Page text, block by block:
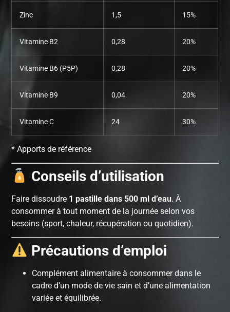
Zinc 1,5 15%
Vitamine B2 0,28 20%
Vitamine B6 (P5P) 0,28 20%
Vitamine B9 0,04 20%
Vitamine C 24 30%
* Apports de référence
Conseils d’utilisation
Faire dissoudre 1 pastille dans 500 ml d’eau. À
consommer à tout moment de la journée selon vos
besoins (sport, chaleur, récupération ou quotidien).
Précautions d’emploi
Complément alimentaire à consommer dans le
cadre d’un mode de vie sain et d’une alimentation
variée et équilibrée.